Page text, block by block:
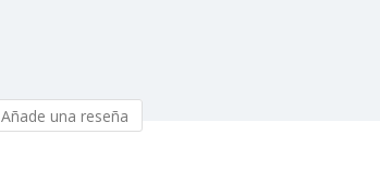
Añade una reseña